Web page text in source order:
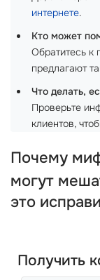
интернете.
Кто может
Обратитесь к
предлагают
Что делать,
Проверьте
клиентов,
Почему
могут
это
Получить